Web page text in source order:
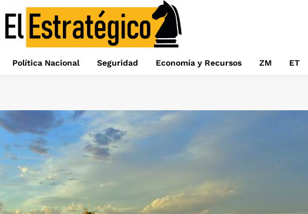
Política Nacional Seguridad Economía y Recursos ZM ET